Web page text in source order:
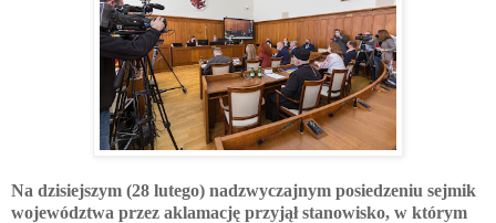
Na dzisiejszym (28 lutego) nadzwyczajnym posiedzeniu sejmik
województwa przez aklamację przyjął stanowisko, w którym